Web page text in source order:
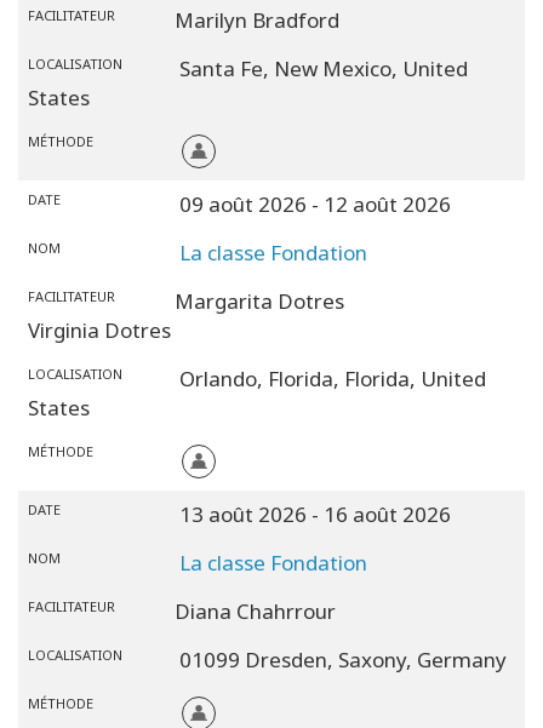
Connectez-
votre
compte
propos
Access
Les
FACILITATEUR Marilyn Bradford
LOCALISATION Santa Fe, New Mexico, United
States
MÉTHODE
DATE 09 août 2026 - 12 août 2026
NOM La classe Fondation
FACILITATEUR
Margarita Dotres
Virginia Dotres
LOCALISATION Orlando, Florida, Florida, United
States
MÉTHODE
DATE 13 août 2026 - 16 août 2026
NOM La classe Fondation
FACILITATEUR Diana Chahrrour
LOCALISATION 01099 Dresden, Saxony, Germany
MÉTHODE